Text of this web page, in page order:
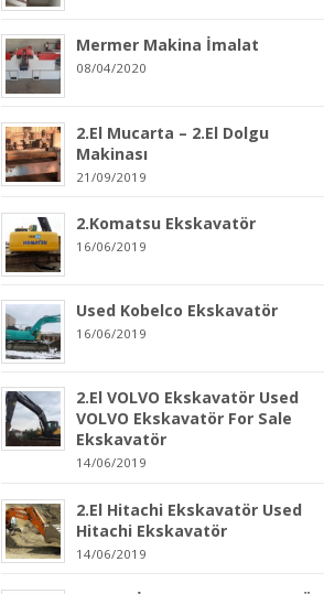
Mermer Makina İmalat
08/04/2020
2.El Mucarta – 2.El Dolgu
Makinası
21/09/2019
2.Komatsu Ekskavatör
16/06/2019
Used Kobelco Ekskavatör
16/06/2019
2.El VOLVO Ekskavatör Used
VOLVO Ekskavatör For Sale
Ekskavatör
14/06/2019
2.El Hitachi Ekskavatör Used
Hitachi Ekskavatör
14/06/2019